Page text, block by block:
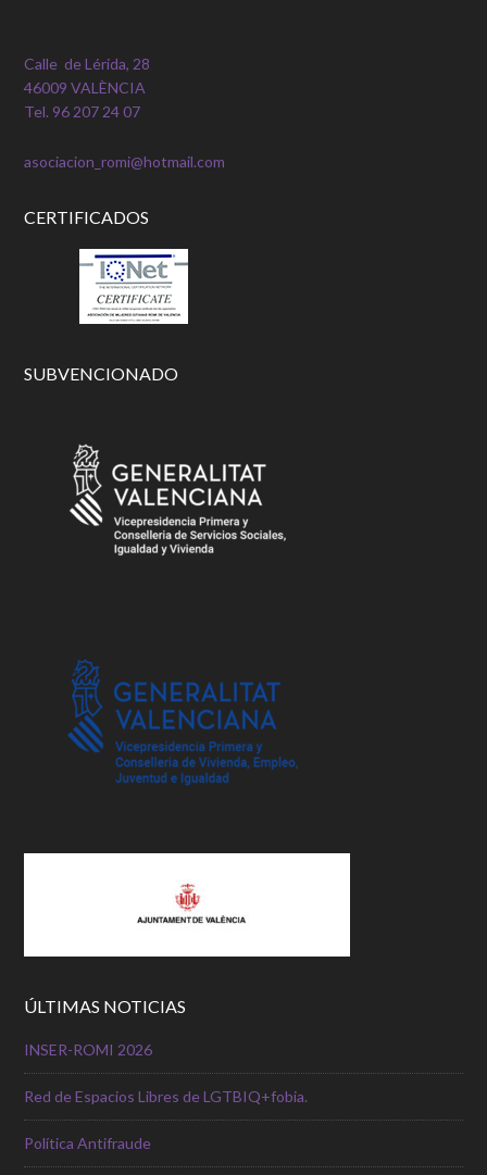
Calle de Lérida, 28
46009 VALÈNCIA
Tel. 96 207 24 07
asociacion_romi@hotmail.com
CERTIFICADOS
SUBVENCIONADO
ÚLTIMAS NOTICIAS
INSER-ROMI 2026
Red de Espacios Libres de LGTBIQ+fobia.
Política Antifraude